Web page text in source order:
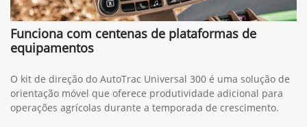
Funciona com centenas de plataformas de
equipamentos
O kit de direção do AutoTrac Universal 300 é uma solução de
orientação móvel que oferece produtividade adicional para
operações agrícolas durante a temporada de crescimento.